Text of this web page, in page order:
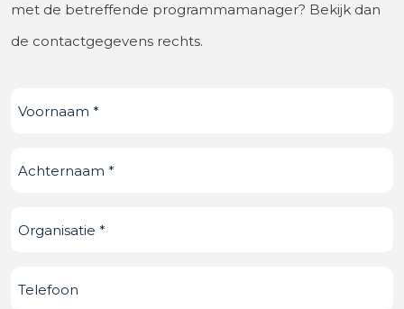
met de betreffende programmamanager? Bekijk dan
de contactgegevens rechts.
Voornaam (Vereist)
Achternaam (Vereist)
Organisatie
Telefoonnummer